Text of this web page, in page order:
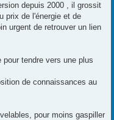
depuis 2000 , il grossit
prix de l'énergie et de
urgent de retrouver un lien
tendre vers une plus
de connaissances au
pour moins gaspiller